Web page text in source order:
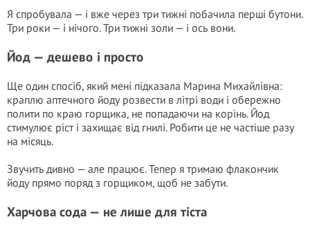
Я спробувала — і вже через три тижні побачила перші бутони.
Три роки — і нічого. Три тижні золи — і ось вони.
Йод — дешево і просто
Ще один спосіб, який мені підказала Марина Михайлівна:
краплю аптечного йоду розвести в літрі води і обережно
полити по краю горщика, не попадаючи на корінь. Йод
стимулює ріст і захищає від гнилі. Робити це не частіше разу
на місяць.
Звучить дивно — але працює. Тепер я тримаю флакончик
йоду прямо поряд з горщиком, щоб не забути.
Харчова сода — не лише для тіста